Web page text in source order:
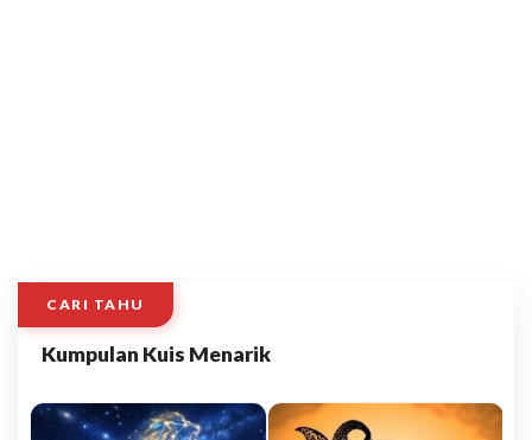
CARI TAHU
Kumpulan Kuis Menarik